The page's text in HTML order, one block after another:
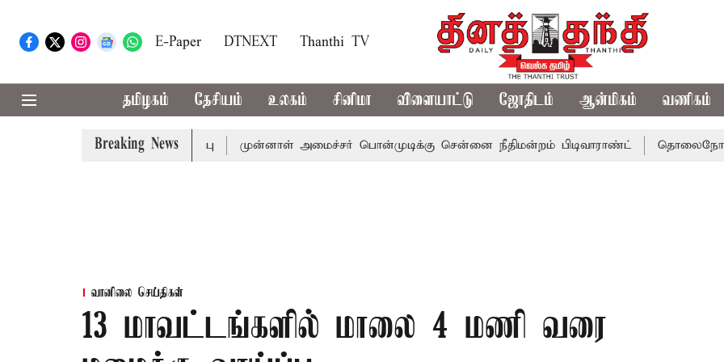
E-Paper DTNEXT Thanthi TV
தமிழகம் தேசியம் உலகம் சினிமா விளையாட்டு ஜோதிடம் ஆன்மிகம் வணிகம்
Breaking News
அமைச்சர் விஜய் அழைப்பு முன்னாள் அமைச்சர் பொன்முடிக்கு சென்னை நீதிமன்றம் பிடிவாராண்ட் தொலைநோக்கு
வானிலை செய்திகள்
13 மாவட்டங்களில் மாலை 4 மணி வரை